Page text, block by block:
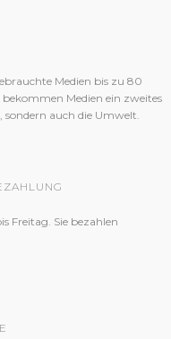
Medien bis zu 80
Medien ein zweites
auch die Umwelt.
Freitag. Sie bezahlen